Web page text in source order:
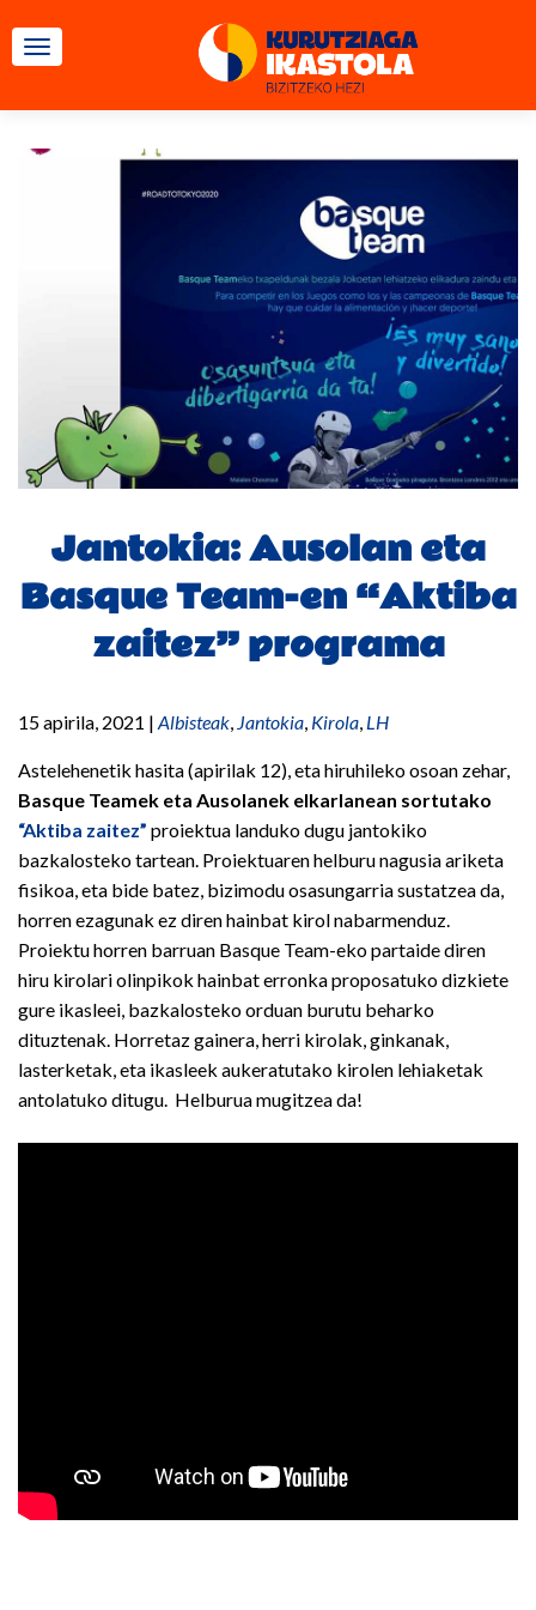
TOGGLE NAVIGATION
Jantokia: Ausolan eta
Basque Team-en “Aktiba
zaitez” programa
15 apirila, 2021 | Albisteak, Jantokia, Kirola, LH
Astelehenetik hasita (apirilak 12), eta hiruhileko osoan zehar,
Basque Teamek eta Ausolanek elkarlanean sortutako
“Aktiba zaitez” proiektua landuko dugu jantokiko
bazkalosteko tartean. Proiektuaren helburu nagusia ariketa
fisikoa, eta bide batez, bizimodu osasungarria sustatzea da,
horren ezagunak ez diren hainbat kirol nabarmenduz.
Proiektu horren barruan Basque Team-eko partaide diren
hiru kirolari olinpikok hainbat erronka proposatuko dizkiete
gure ikasleei, bazkalosteko orduan burutu beharko
dituztenak. Horretaz gainera, herri kirolak, ginkanak,
lasterketak, eta ikasleek aukeratutako kirolen lehiaketak
antolatuko ditugu. Helburua mugitzea da!